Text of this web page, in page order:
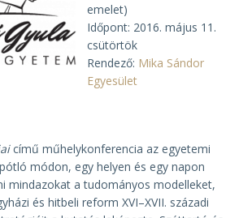
emelet)
Időpont: 2016. május 11.
csütörtök
Rendező: Mika Sándor
Egyesület
című műhelykonferencia az egyetemi
módon, egy helyen és egy napon
mindazokat a tudományos modelleket,
és hitbeli reform XVI–XVII. századi